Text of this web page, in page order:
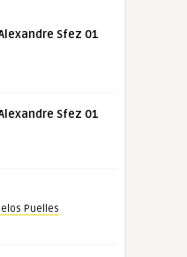
Sfez 01
Sfez 01
Puelles